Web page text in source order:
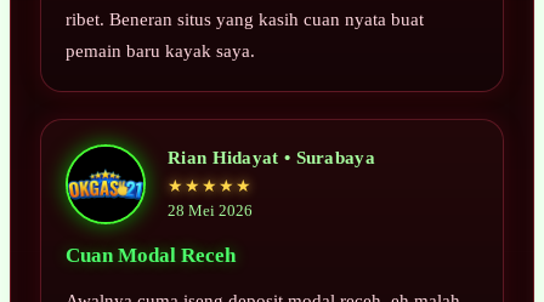
ribet. Beneran situs yang kasih cuan nyata buat
pemain baru kayak saya.
Rian Hidayat • Surabaya
★★★★★
28 Mei 2026
Cuan Modal Receh